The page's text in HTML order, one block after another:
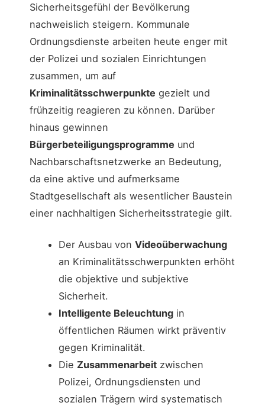
Sicherheitsgefühl der Bevölkerung
nachweislich steigern. Kommunale
Ordnungsdienste arbeiten heute enger mit
der Polizei und sozialen Einrichtungen
zusammen, um auf
Kriminalitätsschwerpunkte gezielt und
frühzeitig reagieren zu können. Darüber
hinaus gewinnen
Bürgerbeteiligungsprogramme und
Nachbarschaftsnetzwerke an Bedeutung,
da eine aktive und aufmerksame
Stadtgesellschaft als wesentlicher Baustein
einer nachhaltigen Sicherheitsstrategie gilt.
Der Ausbau von Videoüberwachung
an Kriminalitätsschwerpunkten erhöht
die objektive und subjektive
Sicherheit.
Intelligente Beleuchtungin
öffentlichen Räumen wirkt präventiv
gegen Kriminalität.
Die Zusammenarbeitzwischen
Polizei, Ordnungsdiensten und
sozialen Trägern wird systematisch